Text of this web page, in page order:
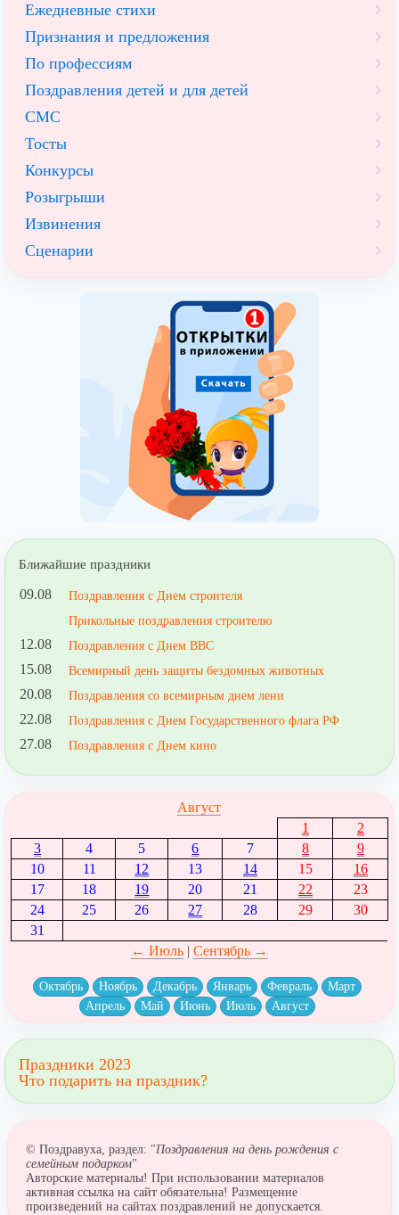
Ежедневные стихи
Признания и предложения
По профессиям
Поздравления детей и для детей
СМС
Тосты
Конкурсы
Розыгрыши
Извинения
Сценарии
Ближайшие праздники
09.08
Поздравления с Днем строителя
Прикольные поздравления строителю
12.08 Поздравления с Днем ВВС
15.08 Всемирный день защиты бездомных животных
20.08 Поздравления со всемирным днем лени
22.08 Поздравления с Днем Государственного флага РФ
27.08 Поздравления с Днем кино
Август
1
2
3
4 5 6 7 8
9
10
11 12 13 14 15
16
17
18 19 20 21 22
23
24
25 26 27 28 29
30
31
← Июль| Сентябрь →
Октябрь Ноябрь Декабрь Январь Февраль
Март
Апрель
Май Июнь Июль Август
Праздники 2023
Что подарить на праздник?
© Поздравуха, раздел: "Поздравления на день рождения с
семейным подарком"
Авторские материалы! При использовании материалов
активная ссылка на сайт обязательна! Размещение
произведений на сайтах поздравлений не допускается.